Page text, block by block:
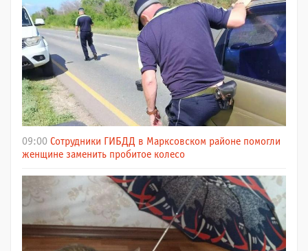
09:00 Сотрудники ГИБДД в Марксовском районе помогли
женщине заменить пробитое колесо